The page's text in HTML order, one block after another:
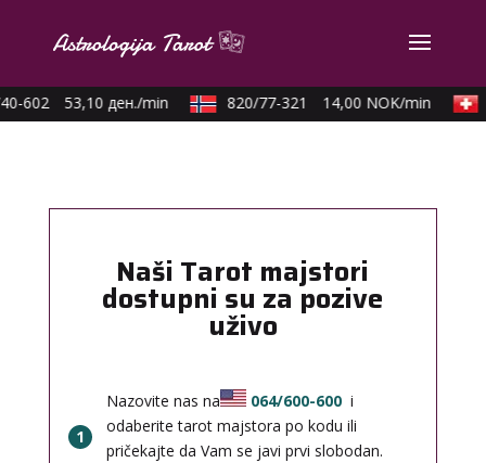
602 53,10 ден./min 820/77-321 14,00 NOK/min
Naši Tarot majstori
dostupni su za pozive
uživo
1
Nazovite nas na 064/600-600 i
odaberite tarot majstora po kodu ili
pričekajte da Vam se javi prvi slobodan.